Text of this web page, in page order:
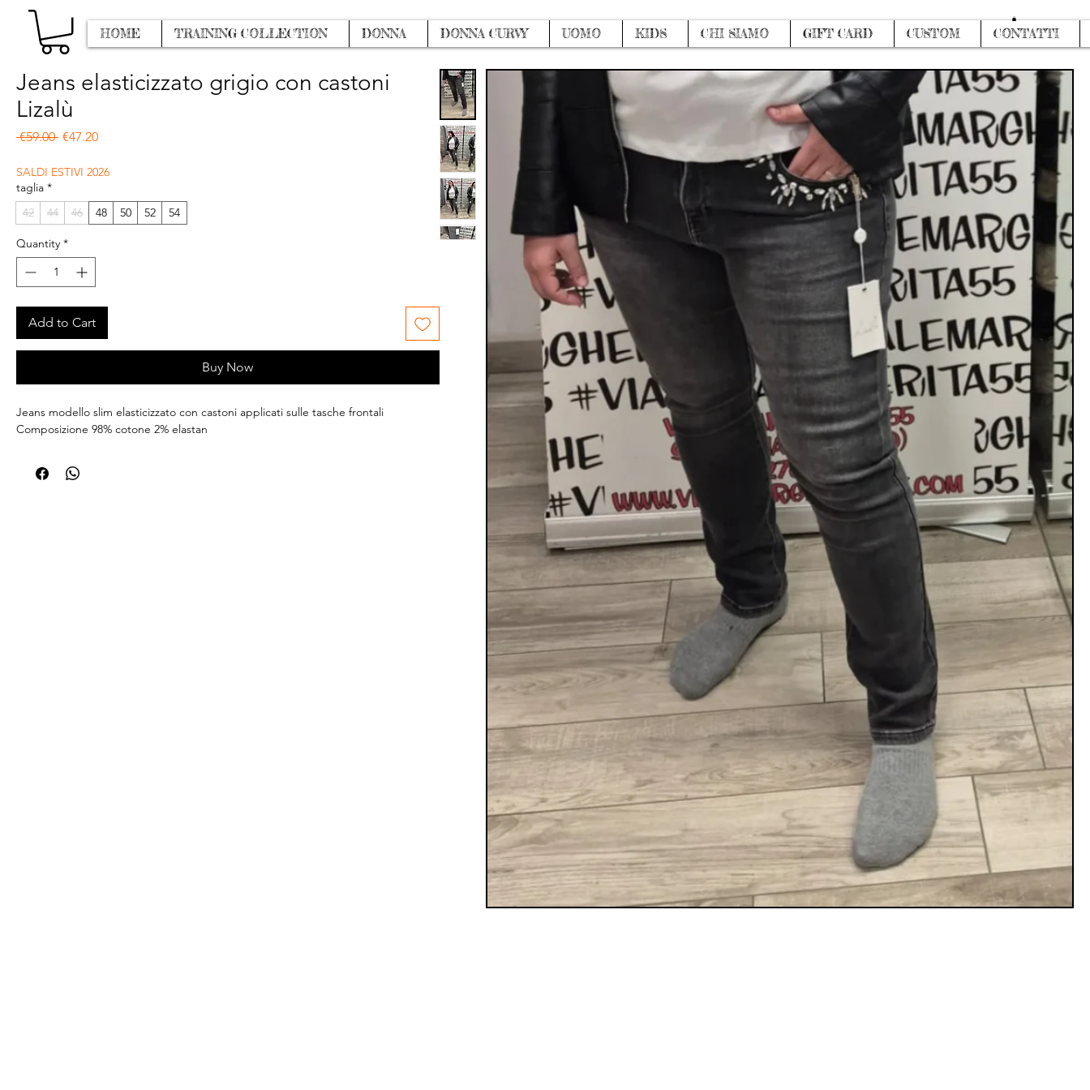
Log In
HOME TRAINING COLLECTION DONNA DONNA CURVY UOMO KIDS CHI SIAMO GIFT CARD CUSTOM CONTATTI
Jeans elasticizzato grigio con castoni
Lizalù
€59.00 Regular Price
€47.20Sale Price
SALDI ESTIVI 2026
taglia *
42
44 46 48 50 52 54
Quantity *
Add to Cart
Buy Now
Jeans modello slim elasticizzato con castoni applicati sulle tasche frontali
Composizione 98% cotone 2% elastan